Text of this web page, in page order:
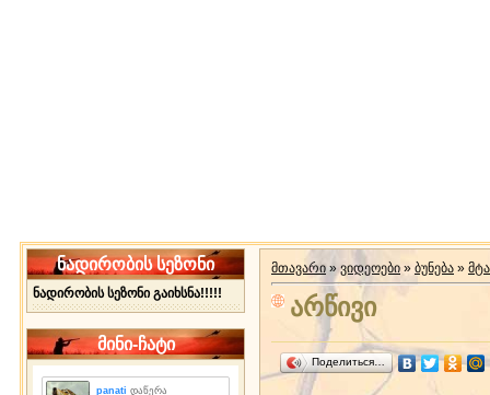
ნადირობის სეზონი
ნადირობის სეზონი გაიხსნა!!!!!
მინი-ჩატი
მთავარი » ვიდეოები » ბუნება »
არწივი
Поделиться…